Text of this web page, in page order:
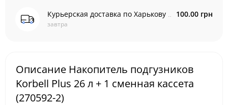
Курьерская доставка по Харькову
завтра
100.00 грн
Описание Накопитель подгузников
Korbell Plus 26 л + 1 сменная кассета
(270592-2)